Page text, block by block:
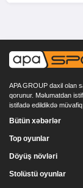
APA GROUP daxil olan
qorunur. Məlumatdan
istifadə edildikdə
Bütün xəbərlər
Top oyunlar
Döyüş növləri
Stolüstü oyunlar